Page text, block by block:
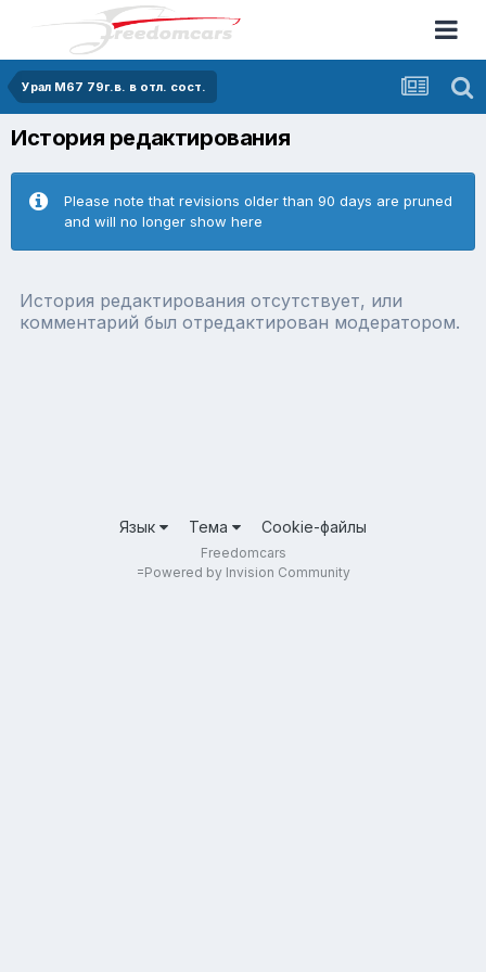
Урал М67 79г.в. в отл. сост.
История редактирования
Please note that revisions older than 90 days are pruned
and will no longer show here
История редактирования отсутствует, или
комментарий был отредактирован модератором.
Язык Тема Cookie-файлы
Freedomcars
=Powered by Invision Community